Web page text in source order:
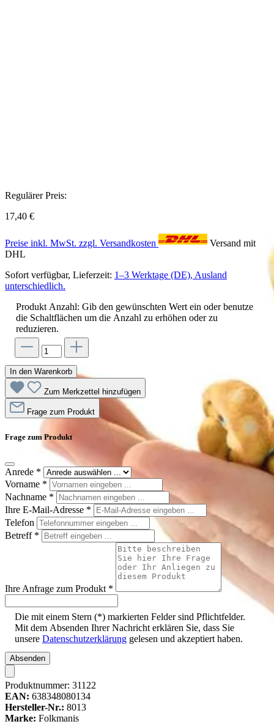
Regulärer Preis:
17,40 €
Preise inkl. MwSt. zzgl. Versandkosten
Versand mit
DHL
Sofort verfügbar, Lieferzeit: 1–3 Werktage (DE), Ausland
unterschiedlich.
Produkt Anzahl: Gib den gewünschten Wert ein oder benutze
die Schaltflächen um die Anzahl zu erhöhen oder zu
reduzieren.
In den Warenkorb
Zum Merkzettel hinzufügen
Frage zum Produkt
Frage zum Produkt
Anrede *
Vorname *
Nachname *
Ihre E-Mail-Adresse *
Telefon
Betreff *
Ihre Anfrage zum Produkt *
Die mit einem Stern (*) markierten Felder sind Pflichtfelder.
Mit dem Absenden Ihrer Nachricht erklären Sie, dass Sie
unsere Datenschutzerklärung gelesen und akzeptiert haben.
Absenden
Produktnummer: 31122
EAN: 638348080134
Hersteller-Nr.: 8013
Marke: Folkmanis